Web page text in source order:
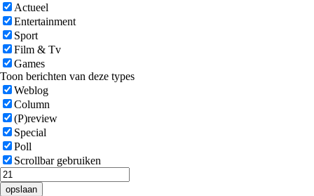
Actueel
Entertainment
Sport
Film & Tv
Games
Toon berichten van deze types
Weblog
Column
(P)review
Special
Poll
Scrollbar gebruiken
opslaan